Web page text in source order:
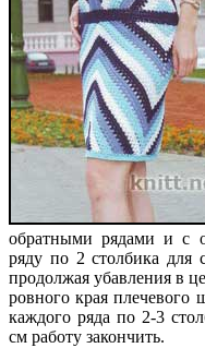
обратными рядами и с
ряду по 2 столбика для
продолжая убавления в
ровного края плечевого
каждого ряда по 2-3
см работу закончить.